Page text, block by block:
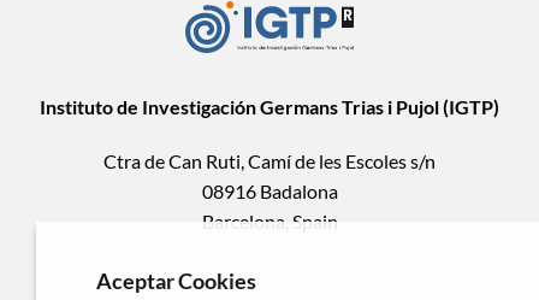
Instituto de Investigación Germans Trias i Pujol (IGTP)
Ctra de Can Ruti, Camí de les Escoles s/n
08916 Badalona
Barcelona, Spain
Aceptar Cookies